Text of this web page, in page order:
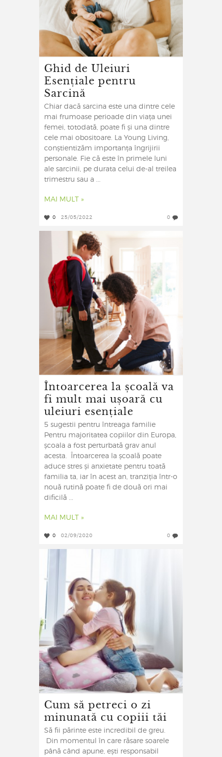
Ghid de Uleiuri
Esențiale pentru
Sarcină
Chiar dacă sarcina este una dintre cele
mai frumoase perioade din viața unei
femei, totodată, poate fi și una dintre
cele mai obositoare. La Young Living,
conștientizăm importanța îngrijirii
personale. Fie că este în primele luni
ale sarcinii, pe durata celui de-al treilea
trimestru sau a ...
MAI MULT »
0 25/05/2022 0
Întoarcerea la școală va
fi mult mai ușoară cu
uleiuri esențiale
5 sugestii pentru întreaga familie
Pentru majoritatea copiilor din Europa,
școala a fost perturbată grav anul
acesta. Întoarcerea la școală poate
aduce stres și anxietate pentru toată
familia ta, iar în acest an, tranziția într-o
nouă rutină poate fi de două ori mai
dificilă ...
MAI MULT »
0 02/09/2020 0
Cum să petreci o zi
minunată cu copiii tăi
Să fii părinte este incredibil de greu.
Din momentul în care răsare soarele
până când apune, ești responsabil